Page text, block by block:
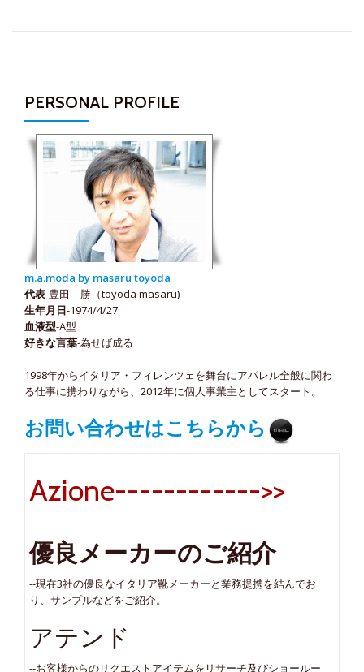
PERSONAL PROFILE
m.a.moda by masaru toyoda
代表-豊田 勝（toyoda masaru)
生年月日-1974/4/27
血液型-A型
好きな言葉-為せば成る
1998年からイタリア・フィレンツェを舞台にアパレル全般に関わ
る仕事に携わりながら、2012年に個人事業主としてスタート。
お問い合わせはこちらから
Azione------------>>
優良メーカーのご紹介
--現在3社の優良なイタリア靴メーカーと業務提携を結んでお
り、サンプルなどをご紹介。
アテンド
--お客様からのリクエストアイテムをリサーチ及びショールー